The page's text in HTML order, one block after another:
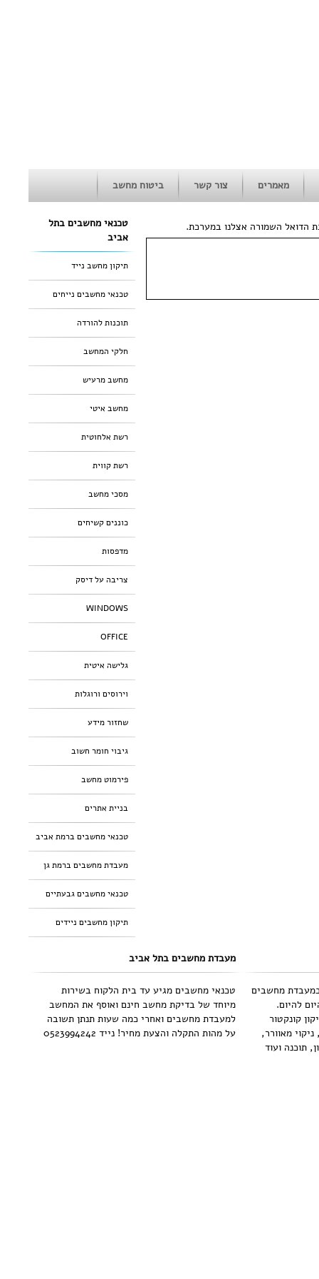
מאמרים צור קשר ביטוח מחשב
הדואל השמורה אצלנו במערכת.
טכנאי מחשבים בתל
אביב
תיקון מחשב נייד
טכנאי מחשבים נייחים
תוכנות להורדה
חלקי המחשב
מחשב מרעיש
מחשב איטי
רשת אלחוטית
רשת קווית
מסכי מחשב
כוננים קשיחים
מדפסות
צריבה על דיסק
WINDOWS
OFFICE
גלישה איטית
וירוסים ורוגלות
שחזור מידע
גיבוי חומר חשוב
פירמוט מחשב
בניית אתרים
טכנאי מחשבים ברמת אביב
מעבדת מחשבים ברמת גן
טכנאי מחשבים גבעתיים
תיקון מחשבים ניידים
מחשבים
להיום.
קונקטור
מאוורר,
תוכנה ועוד
מעבדת מחשבים בתל אביב
טכנאי מחשבים מגיע עד בית הלקוח בשירות
מיוחד של בדיקת מחשב חינם ואוסף את המחשב
למעבדת מחשבים ואחרי כמה שעות תנתן תשובה
על מהות התקלה והצעת מחיר! נייד 0523994242